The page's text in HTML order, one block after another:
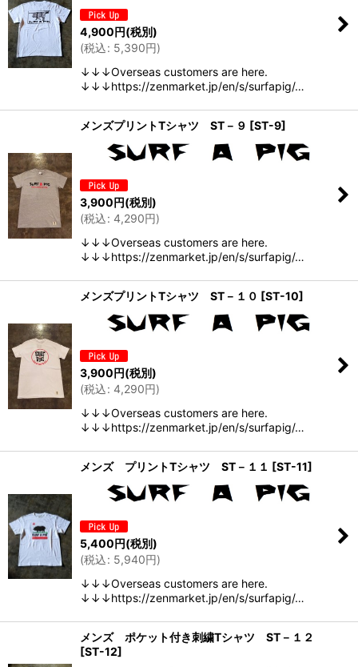
4,900円(税別)
(税込: 5,390円)
↓↓↓Overseas customers are here.
↓↓↓https://zenmarket.jp/en/s/surfapig/…
メンズプリントTシャツ ST－９ [ST-9]
3,900円(税別)
(税込: 4,290円)
↓↓↓Overseas customers are here.
↓↓↓https://zenmarket.jp/en/s/surfapig/…
メンズプリントTシャツ ST－１０ [ST-10]
3,900円(税別)
(税込: 4,290円)
↓↓↓Overseas customers are here.
↓↓↓https://zenmarket.jp/en/s/surfapig/…
メンズ プリントTシャツ ST－１１ [ST-11]
5,400円(税別)
(税込: 5,940円)
↓↓↓Overseas customers are here.
↓↓↓https://zenmarket.jp/en/s/surfapig/…
メンズ ポケット付き刺繍Tシャツ ST－１２
[ST-12]